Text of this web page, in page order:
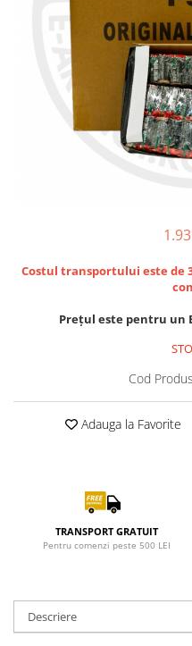
Costul transportului este de
Prețul este pentru un
Cod
Adauga la Favorite
TRANSPORT GRATUIT
Pentru comenzi peste 500 LEI
Descriere